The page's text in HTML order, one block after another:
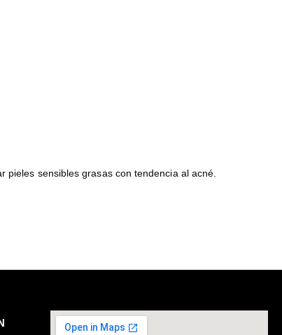
pieles sensibles grasas con tendencia al acné.